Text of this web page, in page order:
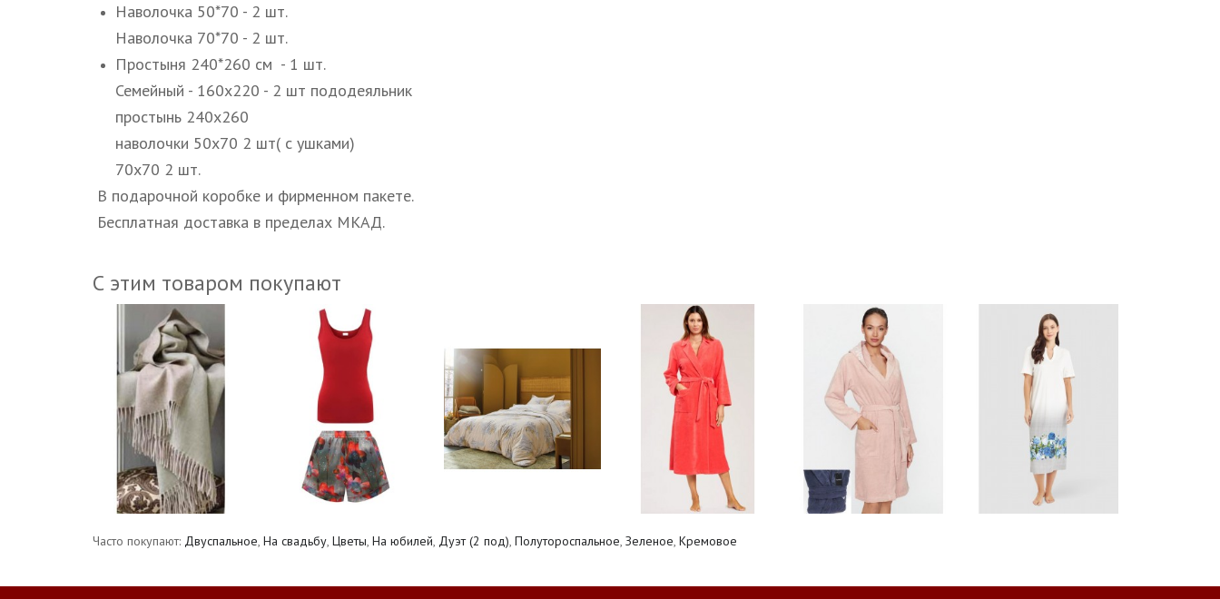
Наволочка 50*70 - 2 шт.
Наволочка 70*70 - 2 шт.
Простыня 240*260 см - 1 шт.
Семейный - 160х220 - 2 шт пододеяльник
простынь 240х260
наволочки 50х70 2 шт( с ушками)
70х70 2 шт.
В подарочной коробке и фирменном пакете.
Бесплатная доставка в пределах МКАД.
С этим товаром покупают
Часто покупают: Двуспальное, На свадьбу, Цветы, На юбилей, Дуэт (2 под), Полутороспальное, Зеленое, Кремовое